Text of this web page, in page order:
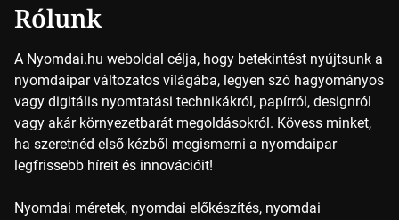
Rólunk
A Nyomdai.hu weboldal célja, hogy betekintést nyújtsunk a
nyomdaipar változatos világába, legyen szó hagyományos
vagy digitális nyomtatási technikákról, papírról, designról
vagy akár környezetbarát megoldásokról. Kövess minket,
ha szeretnéd első kézből megismerni a nyomdaipar
legfrissebb híreit és innovációit!
Nyomdai méretek, nyomdai előkészítés, nyomdai